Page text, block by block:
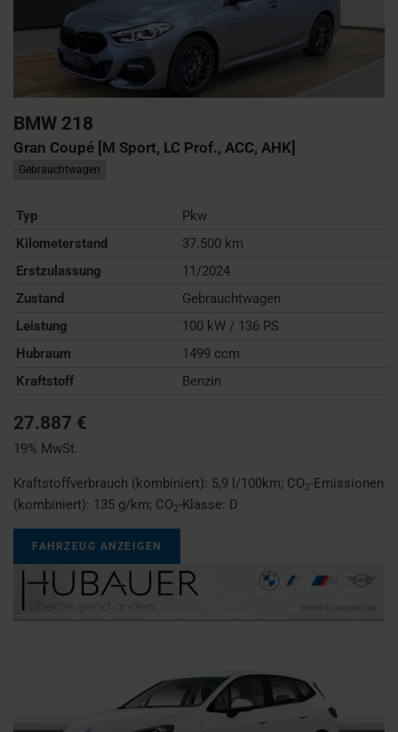
BMW 218
Gran Coupé [M Sport, LC Prof., ACC, AHK]
Gebrauchtwagen
Typ
Pkw
Kilometerstand
37.500 km
Erstzulassung
11/2024
Zustand
Gebrauchtwagen
Leistung
100 kW / 136 PS
Hubraum
1499 ccm
Kraftstoff
Benzin
27.887 €
19% MwSt.
Kraftstoffverbrauch (kombiniert): 5,9 l/100km; CO2-Emissionen
(kombiniert): 135 g/km; CO2-Klasse: D
FAHRZEUG ANZEIGEN